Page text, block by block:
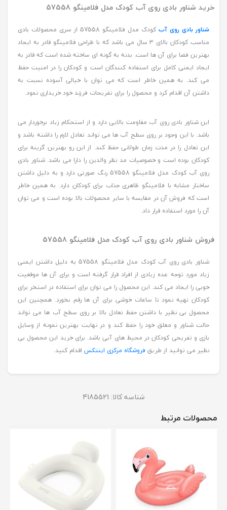
خرید شناور بادی روی آب کودک مدل فلامینگو 57558
شناور بادی روی آب
کودک مدل فلامینگو 57558 از سری محصولات بادی
مناسب کودکان بالای 3 سال می باشد که با طراحی فلامینگو قادر به ایجاد
بهترین فضا برای آن ها است. بدنه به گونه ای ساخته شده است که قادر به
ایجاد ایمنی کامل برای استفاده کنندگان است و کودکان را در امنیت حفظ
می کند. به همین خاطر است که می توان با خیالی آسوده نسبت به
داشتن آن اقدام کرد و محصول را برای تفریحات فرزند خود خریداری نمود.
این شناور بادی روی آب مقاومت بالایی دارد و از استحکام زیاد برخوردار می
باشد. با این وجود بر روی سطح آب ها می تواند تعادل لازم را داشته باشد و
این تعادل را در مدت زمان طولانی حفظ کند. از این رو بهترین گزینه برای
کودکان بوده است و خصوصیات مد نظر والدین را دارا می باشد. شناور بادی
روی آب کودک مدل فلامینگو 57558 رنگ صورتی دارد و به دلیل داشتن
ساختار مشابه با فلامینگو ظاهری جذاب برای کودکان دارد. به همین خاطر
است که فروش آن در مقایسه با سایر محصولات بالا بوده است و می توان
آن را مورد استفاده قرار داد.
فروش شناور بادی روی آب کودک مدل فلامینگو 57558
شناور بادی روی آب کودک مدل فلامینگو 57558 به دلیل داشتن ایمنی
زیاد مورد توجه عده زیادی از افراد قرار گرفته است و برای آن ها موقعیت
خوبی را ایجاد می کند. این محصول را می توان برای استفاده در استخر برای
کودکان تهیه نمود تا ساعات خوشی برای آن ها رقم بخورد. همچنین این
محصول بی نظیر با داشتن حفظ تعادل بالا بر روی سطح آب ها می تواند
حالت شناور و معلق خود را حفظ کند و در نهایت بهترین نمونه از وسایل
بازی و تفریحی کودکان در محیط های آبی باشد. برای خرید این محصول بی
نظیر می توانید از طریق فروشگاه مرکزی اینتکس اقدام کنید.
شناسه کالا: 4185521
محصولات مرتبط